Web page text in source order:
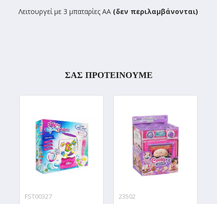
Λειτουργεί με 3 μπαταρίες ΑΑ (δεν περιλαμβάνονται)
ΣΑΣ ΠΡΟΤΕΙΝΟΥΜΕ
FST00327
23502